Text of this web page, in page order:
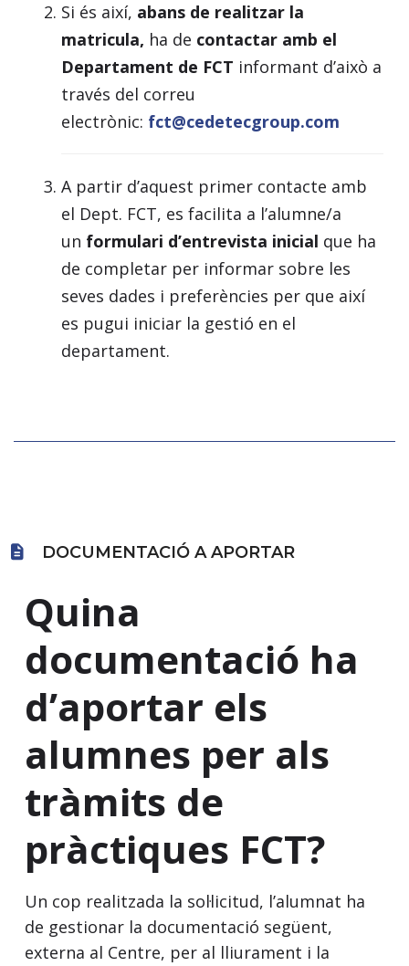
Si és així, abans de realitzar la
matricula, ha de contactar amb el
Departament de FCT informant d’això a
través del correu
electrònic: fct@cedetecgroup.com
A partir d’aquest primer contacte amb
el Dept. FCT, es facilita a l’alumne/a
un formulari d’entrevista inicial que ha
de completar per informar sobre les
seves dades i preferències per que així
es pugui iniciar la gestió en el
departament.
DOCUMENTACIÓ A APORTAR
Quina
documentació ha
d’aportar els
alumnes per als
tràmits de
pràctiques FCT?
Un cop realitzada la sol·licitud, l’alumnat ha
de gestionar la documentació següent,
externa al Centre, per al lliurament i la